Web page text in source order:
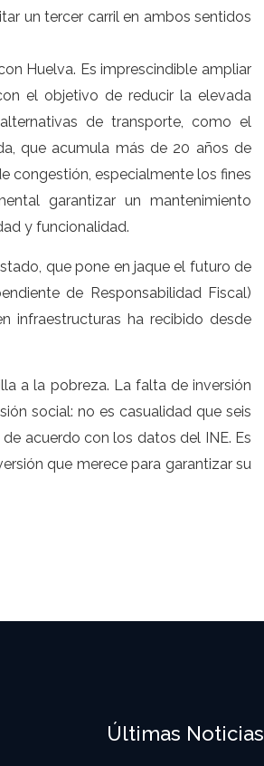
un tercer carril en ambos sentidos
Huelva. Es imprescindible ampliar
el objetivo de reducir la elevada
de transporte, como el
que acumula más de 20 años de
congestión, especialmente los fines
garantizar un mantenimiento
y funcionalidad.
que pone en jaque el futuro de
de Responsabilidad Fiscal)
infraestructuras ha recibido desde
a la pobreza. La falta de inversión
social: no es casualidad que seis
acuerdo con los datos del INE. Es
que merece para garantizar su
Últimas Noticias